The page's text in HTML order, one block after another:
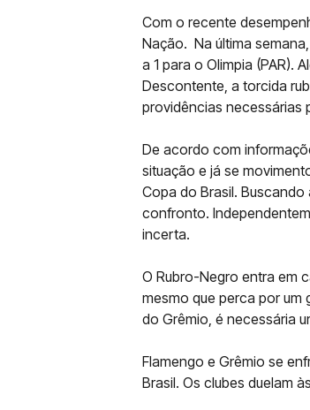
Com o recente
Nação. Na última
a 1 para o Olimpia (PAR).
Descontente, a torcida
providências necessárias
De acordo com
situação e já se
Copa do Brasil.
confronto.
incerta.
O Rubro-Negro entra em
mesmo que perca por
do Grêmio, é necessária
Flamengo e Grêmio se
Brasil. Os clubes duelam